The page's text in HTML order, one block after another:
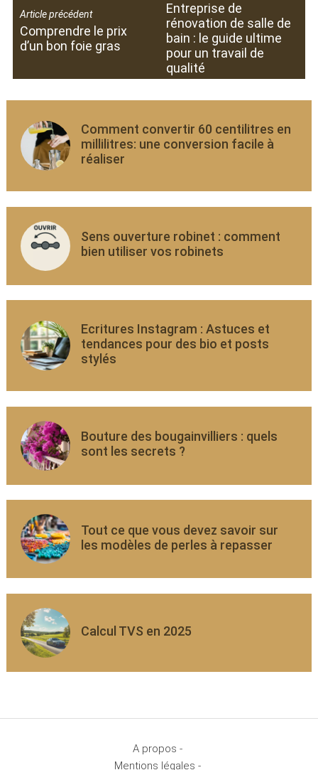
Article précédent
Comprendre le prix
d’un bon foie gras
Entreprise de
rénovation de salle de
bain : le guide ultime
pour un travail de
qualité
Comment convertir 60 centilitres en
millilitres: une conversion facile à
réaliser
Sens ouverture robinet : comment
bien utiliser vos robinets
Ecritures Instagram : Astuces et
tendances pour des bio et posts
stylés
Bouture des bougainvilliers : quels
sont les secrets ?
Tout ce que vous devez savoir sur
les modèles de perles à repasser
Calcul TVS en 2025
A propos -
Mentions légales -